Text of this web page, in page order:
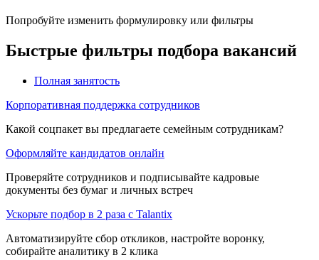
Попробуйте изменить формулировку или фильтры
Быстрые фильтры подбора вакансий
Полная занятость
Корпоративная поддержка сотрудников
Какой соцпакет вы предлагаете семейным сотрудникам?
Оформляйте кандидатов онлайн
Проверяйте сотрудников и подписывайте кадровые
документы без бумаг и личных встреч
Ускорьте подбор в 2 раза с Talantix
Автоматизируйте сбор откликов, настройте воронку,
собирайте аналитику в 2 клика